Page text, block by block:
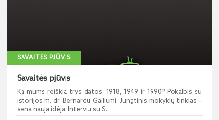
SAVAITĖS PJŪVIS
Savaitės pjūvis
Ką mums reiškia trys datos: 1918, 1949 ir 1990? Pokalbis su
istorijos m. dr. Bernardu Gailiumi. Jungtinis mokyklų tinklas –
sena nauja idėja. Interviu su S...